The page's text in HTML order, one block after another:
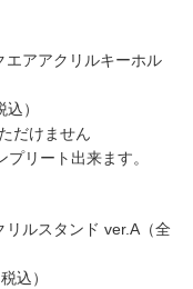
アアクリルキーホル
）
だけません
リート出来ます。
ルスタンド ver.A（全
込）